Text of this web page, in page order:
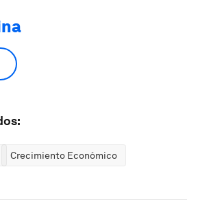
Crecimiento Económico